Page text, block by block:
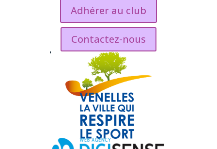
Adhérer au club
Contactez-nous